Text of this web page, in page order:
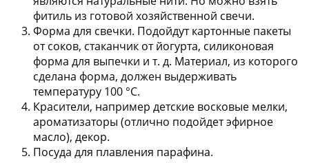
фитиль из готовой хозяйственной свечи.
Форма для свечки. Подойдут картонные пакеты
от соков, стаканчик от йогурта, силиконовая
форма для выпечки и т. д. Материал, из которого
сделана форма, должен выдерживать
температуру 100 °С.
Красители, например детские восковые мелки,
ароматизаторы (отлично подойдет эфирное
масло), декор.
Посуда для плавления парафина.